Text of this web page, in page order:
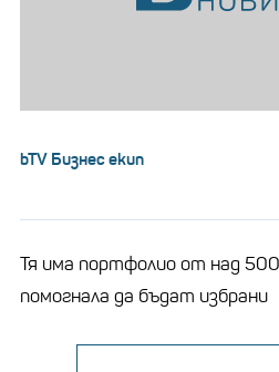
bTV Бизнес екип
Тя има портфолио от над
помогнала да бъдат избрани